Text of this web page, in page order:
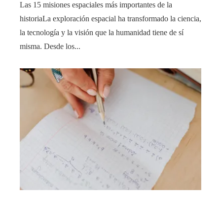
Las 15 misiones espaciales más importantes de la
historiaLa exploración espacial ha transformado la ciencia,
la tecnología y la visión que la humanidad tiene de sí
misma. Desde los...